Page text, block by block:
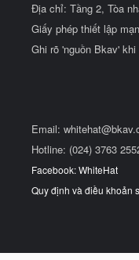
Địa chỉ: Tầng 2, Tòa
Giấy phép thiết lập
Ghi rõ 'nguồn Bkav'
Email:
Hotline: (024) 3763
Facebook: WhiteHat
Quy định và điều khoản